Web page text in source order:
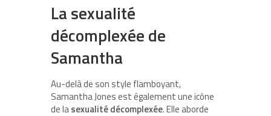
La sexualité
décomplexée de
Samantha
Au-delà de son style flamboyant,
Samantha Jones est également une icône
de lasexualité décomplexée. Elle aborde